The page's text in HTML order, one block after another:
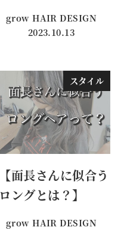
grow HAIR DESIGN
投稿日
2023.10.13
スタイル
【面長さんに似合う
ロングとは？】
grow HAIR DESIGN